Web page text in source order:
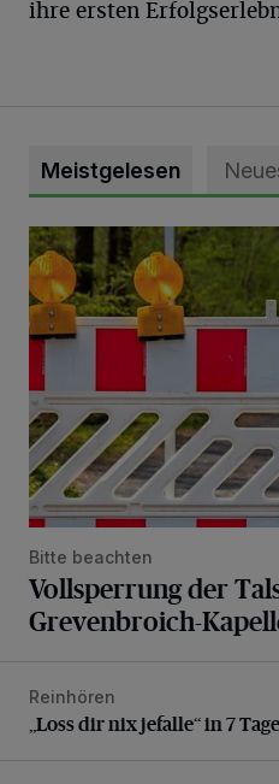
ihre ersten
Meistgelesen
Vollsperrung der Talstraße
Bitte beachten
Vollsperrung der
Grevenbroich-
„Loss dir nix jefalle“ in 7
Reinhören
„Loss dir nix jefalle“ in 7